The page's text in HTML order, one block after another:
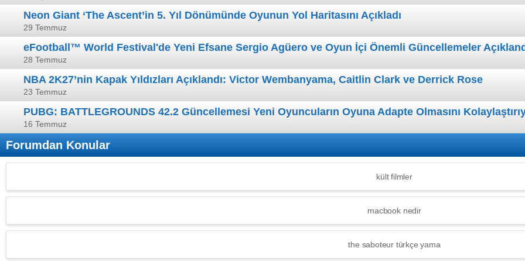
Neon Giant ‘The Ascent’in 5. Yıl Dönümünde Oyunun Yol Haritasını Açıkladı
29 Temmuz
eFootball™ World Festival'de Yeni Efsane Sergio Agüero ve Oyun İçi Önemli Güncellemeler
28 Temmuz
NBA 2K27’nin Kapak Yıldızları Açıklandı: Victor Wembanyama, Caitlin Clark ve Derrick Rose
23 Temmuz
PUBG: BATTLEGROUNDS 42.2 Güncellemesi Yeni Oyuncuların Oyuna Adapte Olmasını
16 Temmuz
Forumdan Konular
kült filmler
macbook nedir
the saboteur türkçe yama